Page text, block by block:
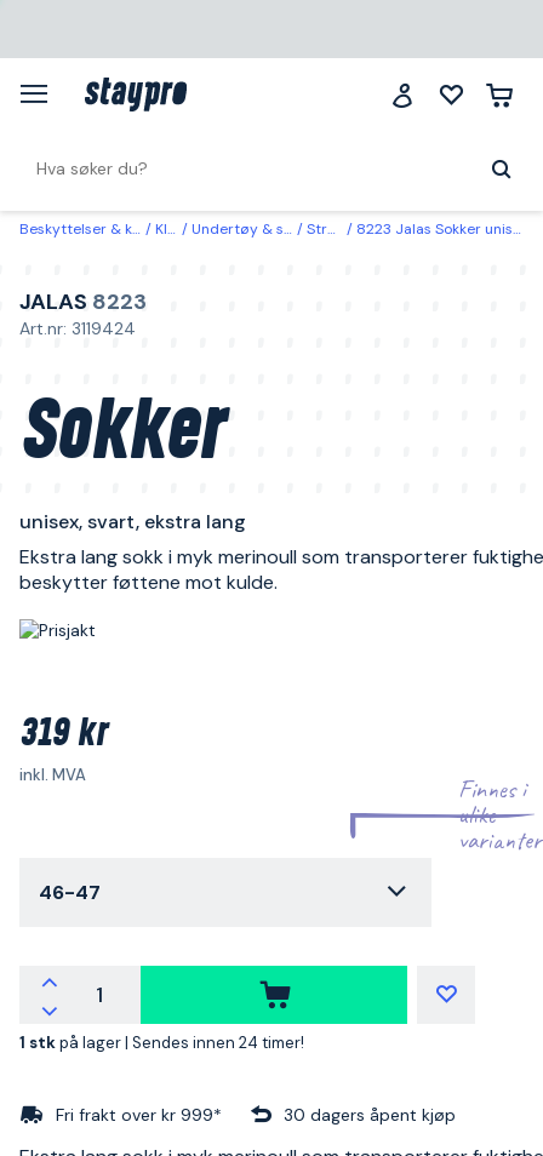
Beskyttelser & klær Klær Undertøy & strømper Strømper 8223 Jalas Sokker unisex, svart, ekstra lang 46-47
JALAS 8223
Art.nr: 3119424
Sokker
unisex, svart, ekstra lang
Ekstra lang sokk i myk merinoull som transporterer
beskytter føttene mot kulde.
319 kr
inkl. MVA
Finnes i
ulike
varianter
46-47
1 stkpå lager | Sendes innen 24 timer!
Fri frakt over kr 999* 30 dagers åpent kjøp